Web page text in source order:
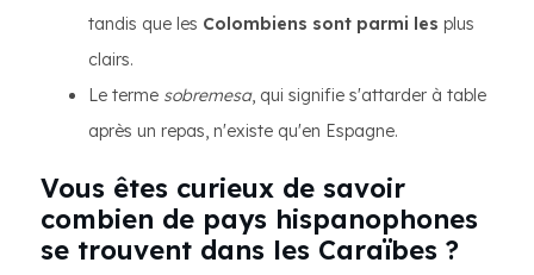
tandis que les Colombiens sont parmi les plus
clairs.
Le terme sobremesa, qui signifie s'attarder à table
après un repas, n'existe qu'en Espagne.
Vous êtes curieux de savoir
combien de pays hispanophones
se trouvent dans les Caraïbes ?